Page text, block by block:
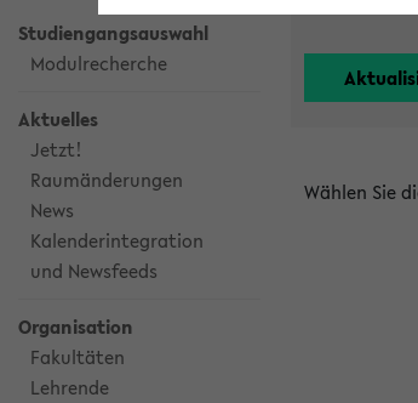
Studiengangsauswahl
Modulrecherche
Aktuelles
Jetzt!
Raumänderungen
News
Kalenderintegration
und Newsfeeds
Organisation
Fakultäten
Lehrende
Wählen Sie